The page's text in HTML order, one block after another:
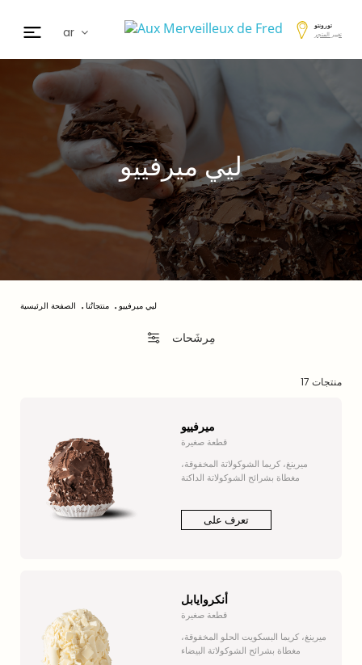
ar
fr
en
de
日本
nl
cz
تورونتو
تغيير المتجر
ليي ميرفييو
الصفحة الرئيسية منتجاتُنا ليي ميرفييو
مِرشَحات
17 منتجات
ميرفييو
قطعة صغيرة
ميرينغ، كريما الشوكولاتة المخفوقة،
مغطاة بشرائح الشوكولاتة الداكنة
تعرف على
أنكروايابل
قطعة صغيرة
ميرينغ، كريما البسكويت الحلو المخفوقة،
مغطاة بشرائح الشوكولاتة البيضاء